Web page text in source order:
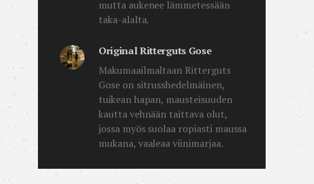
mutta aukenee lämmetessään
taka-alalta.
Original Ritterguts Gose
Makumaailmaltaan Ritterguts
Gose on sitrusshedelmäinen,
tuikean hapan, mausteisuuden
kautta vehnään taittava olut,
jossa myös suolaa ropiasti maussa
mukana, vaaleaa viinimarjaa.